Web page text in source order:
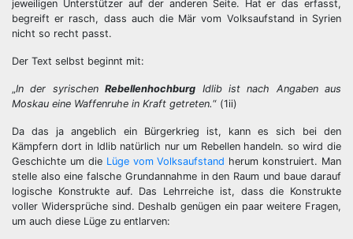
jeweiligen Unterstützer auf der anderen Seite. Hat er das erfasst,
begreift er rasch, dass auch die Mär vom Volksaufstand in Syrien
nicht so recht passt.
Der Text selbst beginnt mit:
„In der syrischenRebellenhochburg Idlib ist nach Angaben aus
Moskau eine Waffenruhe in Kraft getreten.“ (1ii)
Da das ja angeblich ein Bürgerkrieg ist, kann es sich bei den
Kämpfern dort in Idlib natürlich nur um Rebellen handeln. so wird die
Geschichte um die Lüge vom Volksaufstand herum konstruiert. Man
stelle also eine falsche Grundannahme in den Raum und baue darauf
logische Konstrukte auf. Das Lehrreiche ist, dass die Konstrukte
voller Widersprüche sind. Deshalb genügen ein paar weitere Fragen,
um auch diese Lüge zu entlarven: